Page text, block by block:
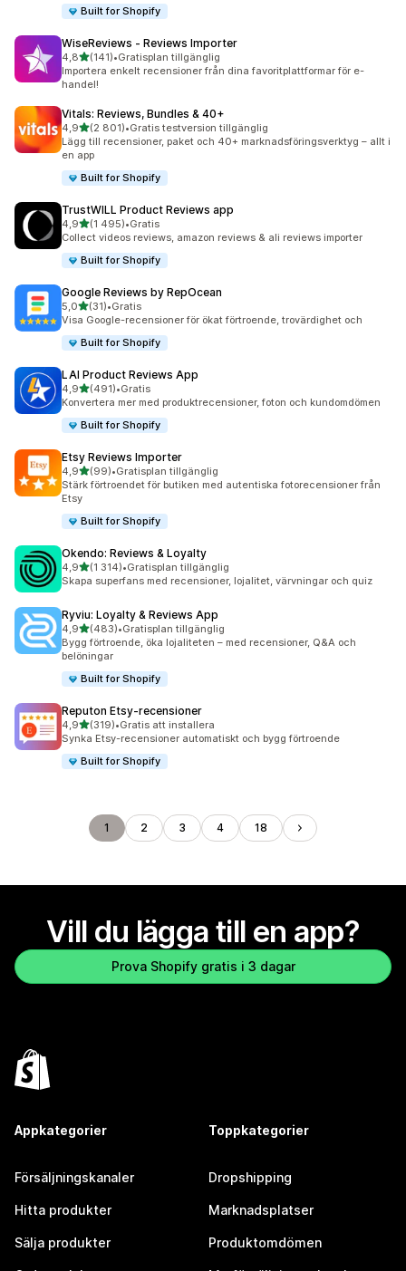
Built for Shopify
WiseReviews ‑ Reviews Importer
4,8av 5 stjärnor
(141)
141 recensioner totalt
•Gratisplan tillgänglig
Importera enkelt recensioner från dina favoritplattformar för e-
handel!
Vitals: Reviews, Bundles & 40+
4,9av 5 stjärnor
(2 801)
2801 recensioner totalt
•Gratis testversion tillgänglig
Lägg till recensioner, paket och 40+ marknadsföringsverktyg – allt i
en app
Built for Shopify
TrustWILL Product Reviews app
4,9av 5 stjärnor
(1 495)
1495 recensioner totalt
•Gratis
Collect videos reviews, amazon reviews & ali reviews importer
Built for Shopify
Google Reviews by RepOcean
5,0av 5 stjärnor
(31)
31 recensioner totalt
•Gratis
Visa Google-recensioner för ökat förtroende, trovärdighet och
Built for Shopify
LAI Product Reviews App
4,9av 5 stjärnor
(491)
491 recensioner totalt
•Gratis
Konvertera mer med produktrecensioner, foton och kundomdömen
Built for Shopify
Etsy Reviews Importer
4,9av 5 stjärnor
(99)
99 recensioner totalt
•Gratisplan tillgänglig
Stärk förtroendet för butiken med autentiska fotorecensioner från
Etsy
Built for Shopify
Okendo: Reviews & Loyalty
4,9av 5 stjärnor
(1 314)
1314 recensioner totalt
•Gratisplan tillgänglig
Skapa superfans med recensioner, lojalitet, värvningar och quiz
Ryviu: Loyalty & Reviews App
4,9av 5 stjärnor
(483)
483 recensioner totalt
•Gratisplan tillgänglig
Bygg förtroende, öka lojaliteten – med recensioner, Q&A och
belöningar
Built for Shopify
Reputon Etsy‑recensioner
4,9av 5 stjärnor
(319)
319 recensioner totalt
•Gratis att installera
Synka Etsy-recensioner automatiskt och bygg förtroende
Built for Shopify
1 2 3 4 18
Vill du lägga till en app?
Prova Shopify gratis i 3 dagar
Appkategorier
Försäljningskanaler
Hitta produkter
Sälja produkter
Toppkategorier
Dropshipping
Marknadsplatser
Produktomdömen